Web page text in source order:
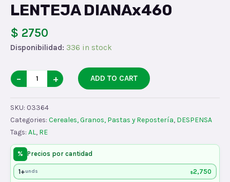
LENTEJA DIANAx460
$ 2750
Disponibilidad: 336 in stock
LENTEJA
DIANAx460
quantity
− + ADD TO CART
SKU: 03364
Categories: Cereales, Granos, Pastas y Repostería, DESPENSA
Tags: AL, RE
% Precios por cantidad
1+unds $2,750